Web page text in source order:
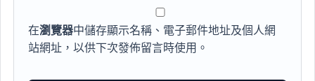
在瀏覽器中儲存顯示名稱、電子郵件地址及個人網
站網址，以供下次發佈留言時使用。